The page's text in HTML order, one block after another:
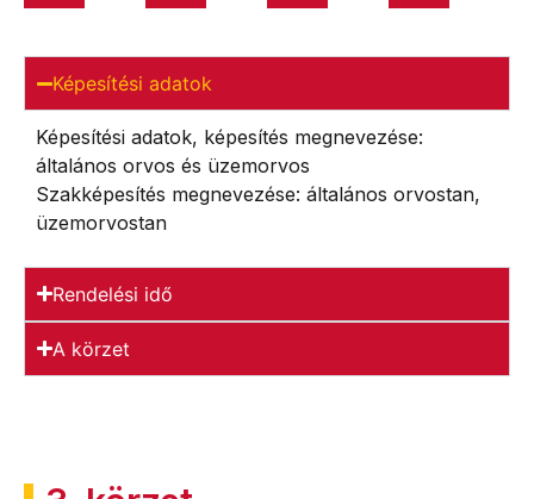
Képesítési adatok
Képesítési adatok, képesítés megnevezése:
általános orvos és üzemorvos
Szakképesítés megnevezése: általános orvostan,
üzemorvostan
Rendelési idő
A körzet